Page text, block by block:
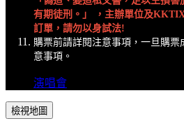
有期徒刑。」 ，主辦單位及
訂單，請勿以身試法!
購票前請詳閱注意事項，一旦購
意事項。
演唱會
檢視地圖